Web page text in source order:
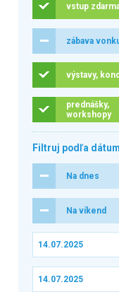
vstup
zábava
výstavy,
prednášky,
workshopy
Filtruj podľa
Na dnes
Na víkend